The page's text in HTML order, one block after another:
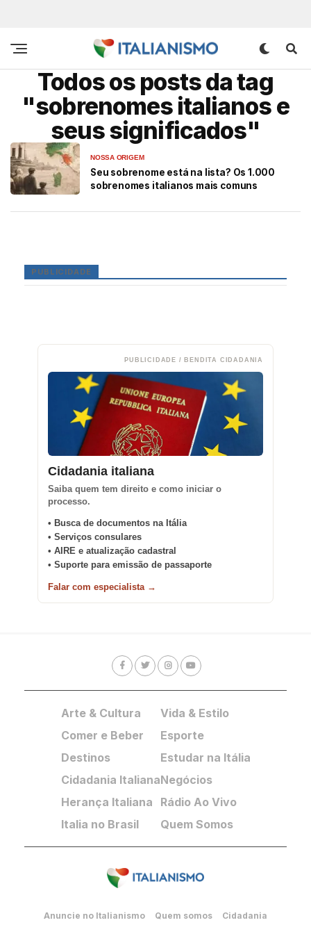
Todos os posts da tag
"sobrenomes italianos e
seus significados"
NOSSA ORIGEM
Seu sobrenome está na lista? Os 1.000
sobrenomes italianos mais comuns
PUBLICIDADE
PUBLICIDADE / BENDITA CIDADANIA
Cidadania italiana
Saiba quem tem direito e como iniciar o
processo.
• Busca de documentos na Itália
• Serviços consulares
• AIRE e atualização cadastral
• Suporte para emissão de passaporte
Falar com especialista →
Arte & Cultura
Comer e Beber
Destinos
Cidadania Italiana
Herança Italiana
Italia no Brasil
Vida & Estilo
Esporte
Estudar na Itália
Negócios
Rádio Ao Vivo
Quem Somos
Anuncie no Italianismo Quem somos Cidadania